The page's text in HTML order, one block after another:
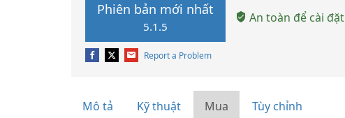
Phiên bản mới nhất
5.1.5
An toàn để cài đặt
Report a Problem
Mô tả Kỹ thuật Mua Tùy chỉnh